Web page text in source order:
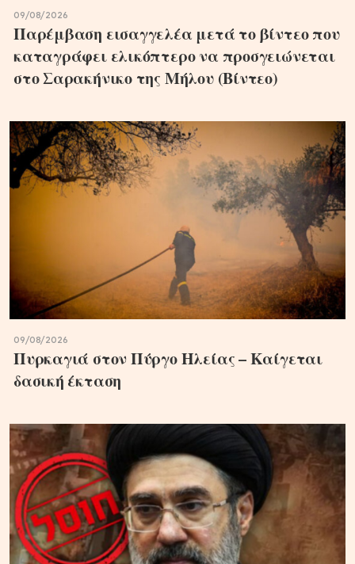
09/08/2026
Παρέμβαση εισαγγελέα μετά το βίντεο που
καταγράφει ελικόπτερο να προσγειώνεται
στο Σαρακήνικο της Μήλου (Βίντεο)
09/08/2026
Πυρκαγιά στον Πύργο Ηλείας – Καίγεται
δασική έκταση